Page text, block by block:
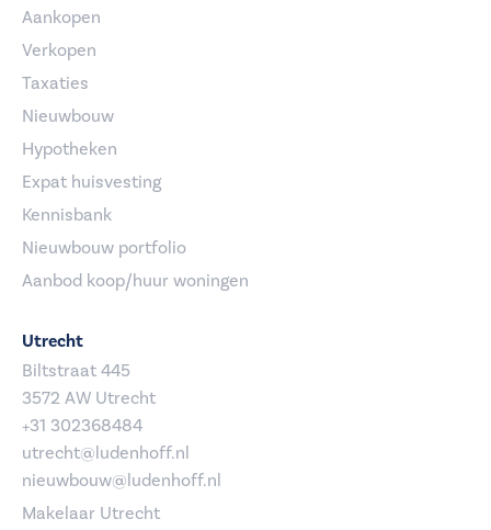
Aankopen
Verkopen
Taxaties
Nieuwbouw
Hypotheken
Expat huisvesting
Kennisbank
Nieuwbouw portfolio
Aanbod koop/huur woningen
Utrecht
Biltstraat 445
3572 AW Utrecht
+31 302368484
utrecht@ludenhoff.nl
nieuwbouw@ludenhoff.nl
Makelaar Utrecht